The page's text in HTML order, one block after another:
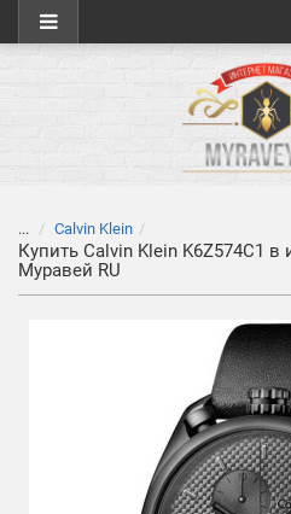
... Calvin Klein
Купить Calvin Klein K6Z574C1 в
Муравей RU